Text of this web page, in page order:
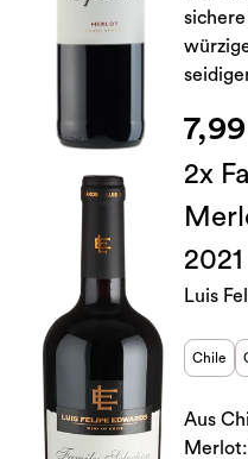
2x
2021
Luis
Chile
Aus